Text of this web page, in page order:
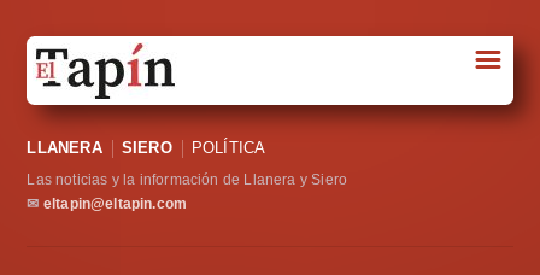
Sociedad
Política
☰
LLANERA SIERO POLÍTICA
Las noticias y la información de Llanera y Siero
✉ eltapin@eltapin.com